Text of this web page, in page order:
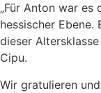
„Für Anton war es
hessischer
dieser
Cipu.
Wir gratulieren